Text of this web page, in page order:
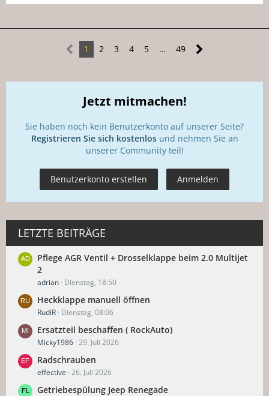
1 2 3 4 5 … 49
Jetzt mitmachen!
Sie haben noch kein Benutzerkonto auf unserer Seite?
Registrieren Sie sich kostenlosund nehmen Sie an
unserer Community teil!
Benutzerkonto erstellen Anmelden
LETZTE BEITRÄGE
Pflege AGR Ventil + Drosselklappe beim 2.0 Multijet
2
adrian Dienstag, 18:50
Heckklappe manuell öffnen
RudiR Dienstag, 08:06
Ersatzteil beschaffen ( RockAuto)
Micky1986 29. Juli 2026
Radschrauben
effective 26. Juli 2026
Getriebespülung Jeep Renegade